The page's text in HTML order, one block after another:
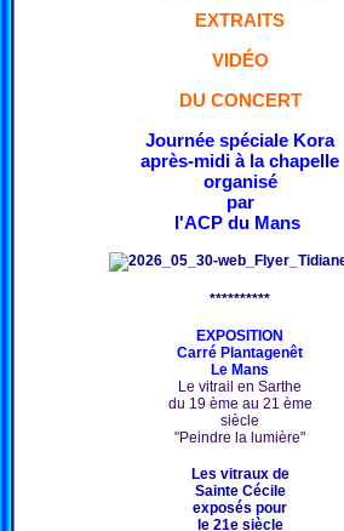
EXTRAITS
VIDÉO
DU CONCERT
Journée spéciale Kora
après-midi à la chapelle
organisé
par
l'ACP du Mans
**********
EXPOSITION
Carré Plantagenêt
Le Mans
Le vitrail en Sarthe
du 19 ème au 21 ème
siècle
"Peindre la lumière"
Les vitraux de
Sainte Cécile
exposés pour
le 21e siècle